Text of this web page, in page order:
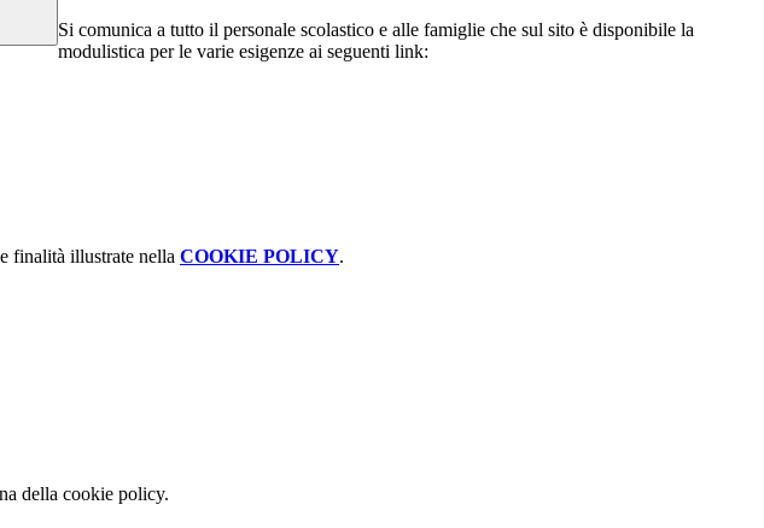
Si comunica a tutto il personale scolastico e alle famiglie che sul sito è disponibile la
modulistica per le varie esigenze ai seguenti link:
finalità illustrate nella COOKIE POLICY.
della cookie policy.